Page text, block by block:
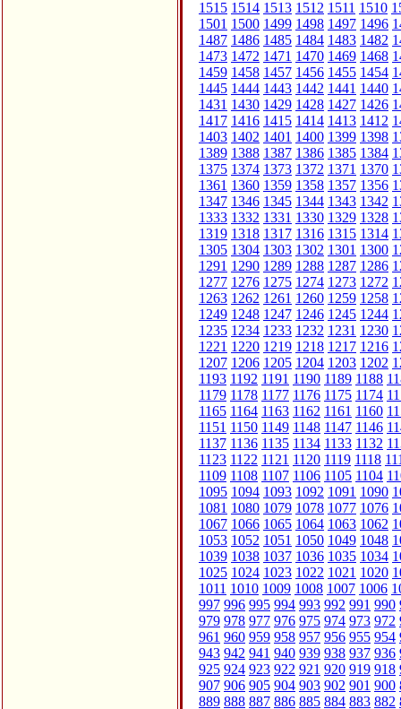
1515 1514 1513 1512 1511 1510
1501 1500 1499 1498 1497 1496
1487 1486 1485 1484 1483 1482
1473 1472 1471 1470 1469 1468
1459 1458 1457 1456 1455 1454
1445 1444 1443 1442 1441 1440
1431 1430 1429 1428 1427 1426
1417 1416 1415 1414 1413 1412
1403 1402 1401 1400 1399 1398
1389 1388 1387 1386 1385 1384
1375 1374 1373 1372 1371 1370
1361 1360 1359 1358 1357 1356
1347 1346 1345 1344 1343 1342
1333 1332 1331 1330 1329 1328
1319 1318 1317 1316 1315 1314
1305 1304 1303 1302 1301 1300
1291 1290 1289 1288 1287 1286
1277 1276 1275 1274 1273 1272
1263 1262 1261 1260 1259 1258
1249 1248 1247 1246 1245 1244
1235 1234 1233 1232 1231 1230
1221 1220 1219 1218 1217 1216
1207 1206 1205 1204 1203 1202
1193 1192 1191 1190 1189 1188
1179 1178 1177 1176 1175 1174
1165 1164 1163 1162 1161 1160
1151 1150 1149 1148 1147 1146
1137 1136 1135 1134 1133 1132
1123 1122 1121 1120 1119 1118
1109 1108 1107 1106 1105 1104
1095 1094 1093 1092 1091 1090
1081 1080 1079 1078 1077 1076
1067 1066 1065 1064 1063 1062
1053 1052 1051 1050 1049 1048
1039 1038 1037 1036 1035 1034
1025 1024 1023 1022 1021 1020
1011 1010 1009 1008 1007 1006
997 996 995 994 993 992 991 990
979 978 977 976 975 974 973 972
961 960 959 958 957 956 955 954
943 942 941 940 939 938 937 936
925 924 923 922 921 920 919 918
907 906 905 904 903 902 901 900
889 888 887 886 885 884 883 882